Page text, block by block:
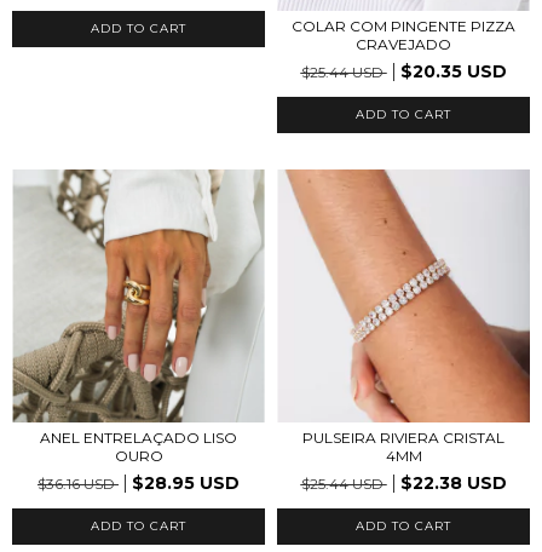
ADD TO CART
COLAR COM PINGENTE PIZZA
CRAVEJADO
$25.44 USD
$20.35 USD
ADD TO CART
ANEL ENTRELAÇADO LISO
OURO
$36.16 USD
$28.95 USD
ADD TO CART
PULSEIRA RIVIERA CRISTAL
4MM
$25.44 USD
$22.38 USD